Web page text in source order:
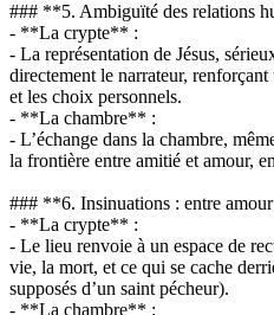
### **5. Ambiguïté des relations
- **La crypte** :
- La représentation de Jésus,
directement le narrateur,
et les choix personnels.
- **La chambre** :
- L’échange dans la chambre,
la frontière entre amitié et amour,
### **6. Insinuations : entre
- **La crypte** :
- Le lieu renvoie à un espace de
vie, la mort, et ce qui se cache
supposés d’un saint pécheur).
- **La chambre** :